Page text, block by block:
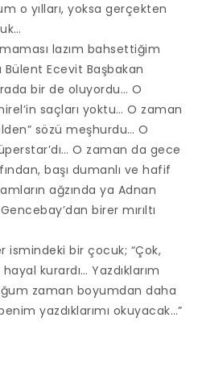
o yılları, yoksa gerçekten
lazım bahsettiğim
Ecevit Başbakan
bir de oluyordu… O
saçları yoktu… O zaman
sözü meşhurdu… O
O zaman da gece
başı dumanlı ve hafif
ağzında ya Adnan
birer mırıltı
ismindeki bir çocuk; “Çok,
kurardı… Yazdıklarım
zaman boyumdan daha
yazdıklarımı okuyacak…”